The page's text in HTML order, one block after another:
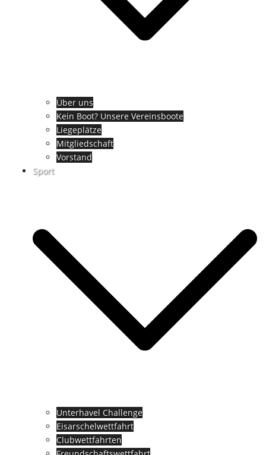
Über uns
Kein Boot? Unsere Vereinsboote
Liegeplätze
Mitgliedschaft
Vorstand
Sport
Unterhavel Challenge
Eisarschelwettfahrt
Clubwettfahrten